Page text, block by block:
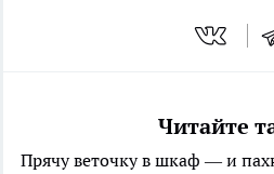
Читайте
Прячу веточку в шкаф — и